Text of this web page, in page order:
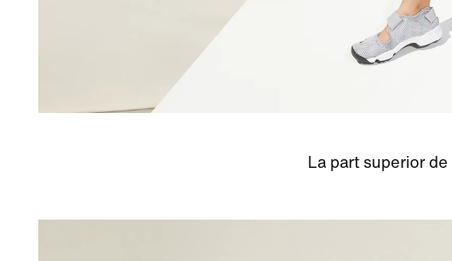
La part superior